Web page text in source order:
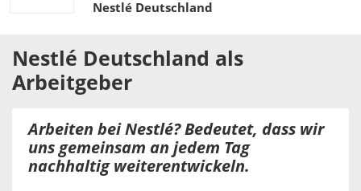
Nestlé Deutschland
Nestlé Deutschland als
Arbeitgeber
Arbeiten bei Nestlé? Bedeutet, dass wir
uns gemeinsam an jedem Tag
nachhaltig weiterentwickeln.